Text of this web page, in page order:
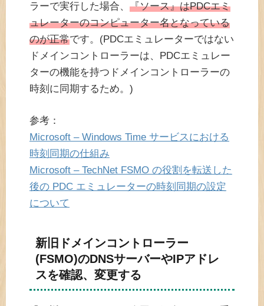
ラーで実行した場合、 『ソース』はPDCエミ
ュレーターのコンピューター名となっている
のが正常です。(PDCエミュレーターではない
ドメインコントローラーは、PDCエミュレー
ターの機能を持つドメインコントローラーの
時刻に同期するため。)
参考：
Microsoft – Windows Time サービスにおける
時刻同期の仕組み
Microsoft – TechNet FSMO の役割を転送した
後の PDC エミュレーターの時刻同期の設定
について
新旧ドメインコントローラー
(FSMO)のDNSサーバーやIPアドレ
スを確認、変更する